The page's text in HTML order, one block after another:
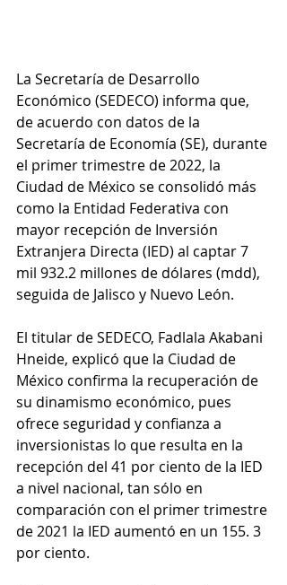
La Secretaría de Desarrollo
Económico (SEDECO) informa que,
de acuerdo con datos de la
Secretaría de Economía (SE), durante
el primer trimestre de 2022, la
Ciudad de México se consolidó más
como la Entidad Federativa con
mayor recepción de Inversión
Extranjera Directa (IED) al captar 7
mil 932.2 millones de dólares (mdd),
seguida de Jalisco y Nuevo León.
El titular de SEDECO, Fadlala Akabani
Hneide, explicó que la Ciudad de
México confirma la recuperación de
su dinamismo económico, pues
ofrece seguridad y confianza a
inversionistas lo que resulta en la
recepción del 41 por ciento de la IED
a nivel nacional, tan sólo en
comparación con el primer trimestre
de 2021 la IED aumentó en un 155. 3
por ciento.